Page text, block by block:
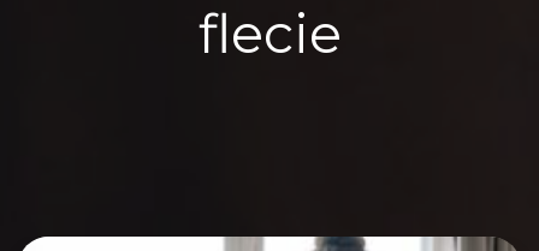
flecie